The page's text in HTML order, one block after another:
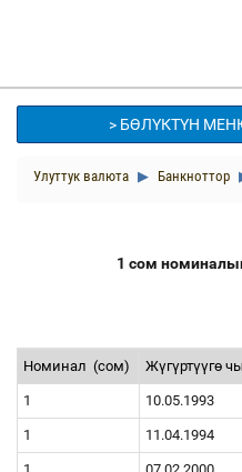
> БӨЛҮКТҮН
Улуттук валюта Банкноттор
1 сом
Номинал (сом) Жүгүртүүгө
1 10.05.1993
1 11.04.1994